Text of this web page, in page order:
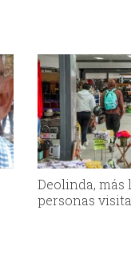
Deolinda, más
personas